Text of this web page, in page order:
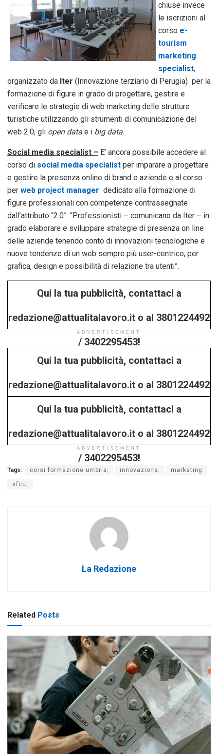
chiuse invece
le iscrizioni al
corso e-
tourism
marketing
specialist,
organizzato da Iter (Innovazione terziario di Perugia) per la
formazione di figure in grado di progettare, gestire e
verificare le strategie di web marketing delle strutture
turistiche utilizzando gli strumenti di comunicazione del
web 2.0, gli open data e i big data.
Social media specialist – E’ ancora possibile accedere al
corso di social media specialist per imparare a progettare
e gestire la presenza online di brand e aziende e al corso
per web project manager dedicato alla formazione di
figure professionali con competenze contrassegnate
dall’attributo “2.0”: “Professionisti – comunicano da Iter – in
grado elaborare e sviluppare strategie di presenza on line
delle aziende tenendo conto di innovazioni tecnologiche e
nuove tendenze di un web sempre più user-centrico, per
grafica, design e possibilità di relazione tra utenti”.
Qui la tua pubblicità, contattaci a
redazione@attualitalavoro.it o al 3801224492
/ 3402295453!
ADVERTISEMENT
Qui la tua pubblicità, contattaci a
redazione@attualitalavoro.it o al 3801224492
/ 3402295453!
Qui la tua pubblicità, contattaci a
redazione@attualitalavoro.it o al 3801224492
/ 3402295453!
ADVERTISEMENT
Tags: corsi formazione umbria; innovazione; marketing
sfcu;
La Redazione
Related Posts